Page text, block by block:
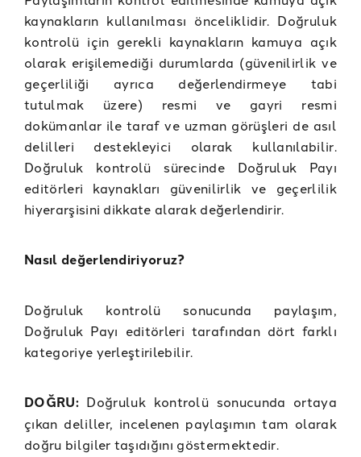
kaynakların kullanılması önceliklidir. Doğruluk
kontrolü için gerekli kaynakların kamuya açık
olarak erişilemediği durumlarda (güvenilirlik ve
geçerliliği ayrıca değerlendirmeye tabi
tutulmak üzere) resmi ve gayri resmi
dokümanlar ile taraf ve uzman görüşleri de asıl
delilleri destekleyici olarak kullanılabilir.
Doğruluk kontrolü sürecinde Doğruluk Payı
editörleri kaynakları güvenilirlik ve geçerlilik
hiyerarşisini dikkate alarak değerlendirir.
Nasıl değerlendiriyoruz?
Doğruluk kontrolü sonucunda paylaşım,
Doğruluk Payı editörleri tarafından dört farklı
kategoriye yerleştirilebilir.
DOĞRU: Doğruluk kontrolü sonucunda ortaya
çıkan deliller, incelenen paylaşımın tam olarak
doğru bilgiler taşıdığını göstermektedir.